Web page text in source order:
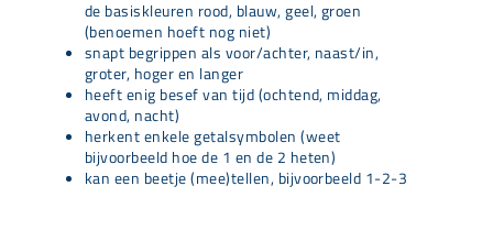
de basiskleuren rood, blauw, geel, groen
(benoemen hoeft nog niet)
snapt begrippen als voor/achter, naast/in,
groter, hoger en langer
heeft enig besef van tijd (ochtend, middag,
avond, nacht)
herkent enkele getalsymbolen (weet
bijvoorbeeld hoe de 1 en de 2 heten)
kan een beetje (mee)tellen, bijvoorbeeld 1-2-3